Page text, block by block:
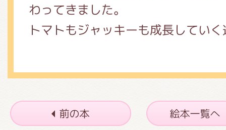
わってきました。
トマトもジャッキーも成長してい